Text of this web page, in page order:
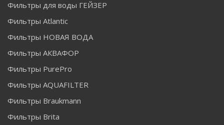
Фильтры для воды ГЕЙЗЕР
Фильтры Atlantic
Фильтры НОВАЯ ВОДА
Фильтры АКВАФОР
Фильтры PurePro
Фильтры AQUAFILTER
Фильтры Braukmann
Фильтры Brita